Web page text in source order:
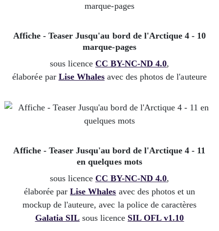
Affiche - Teaser Jusqu'au bord de l'Arctique 4 - 10
marque-pages
sous licence CC BY-NC-ND 4.0,
élaborée par Lise Whalesavec des photos de l'auteure
Affiche - Teaser Jusqu'au bord de l'Arctique 4 - 11
en quelques mots
sous licence CC BY-NC-ND 4.0,
élaborée parLise Whales avec des photos et un
mockup de l'auteure, avec la police de caractères
Galatia SILsous licence SIL OFL v1.10